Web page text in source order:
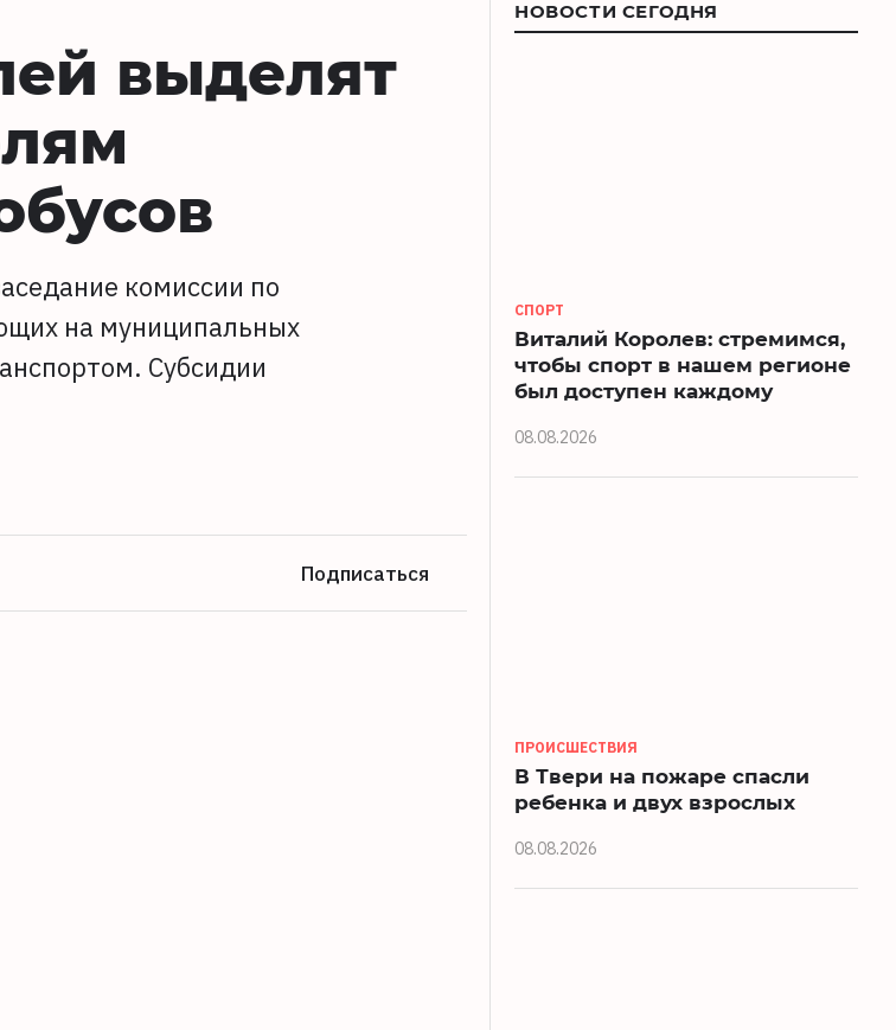
выделят
комиссии по
на муниципальных
Субсидии
Подписаться
НОВОСТИ СЕГОДНЯ
СПОРТ
Виталий Королев: стремимся,
чтобы спорт в нашем регионе
был доступен каждому
08.08.2026
ПРОИСШЕСТВИЯ
В Твери на пожаре спасли
ребенка и двух взрослых
08.08.2026